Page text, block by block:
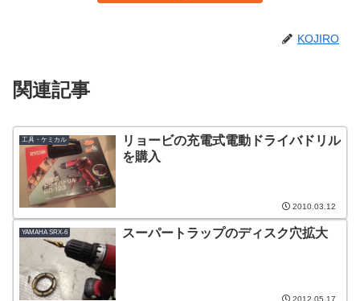
KOJIRO
関連記事
工具・ケミカル
リョービの充電式電動ドライバドリル
を購入
2010.03.12
YAMAHA SRX-6 スーパートラップのディスク穴拡大